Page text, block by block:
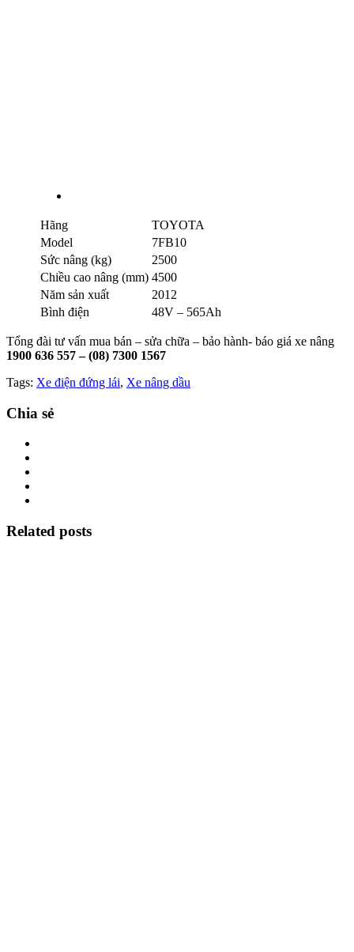
Hãng
TOYOTA
Model
7FB10
Sức nâng (kg)
2500
Chiều cao nâng (mm) 4500
Năm sản xuất
2012
Bình điện
48V – 565Ah
Tổng đài tư vấn mua bán – sửa chữa – bảo hành- báo giá xe nâng
1900 636 557 – (08) 7300 1567
Tags: Xe điện đứng lái, Xe nâng dầu
Chia sẻ
Related posts